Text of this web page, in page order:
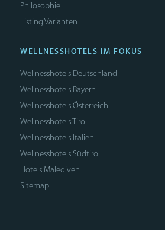
Philosophie
Listing Varianten
WELLNESSHOTELS IM FOKUS
Wellnesshotels Deutschland
Wellnesshotels Bayern
Wellnesshotels Österreich
Wellnesshotels Tirol
Wellnesshotels Italien
Wellnesshotels Südtirol
Hotels Malediven
Sitemap